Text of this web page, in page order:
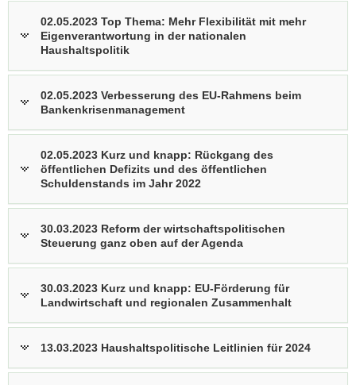
02.05.2023 Top Thema: Mehr Flexibilität mit mehr
Eigenverantwortung in der nationalen
Haushaltspolitik
02.05.2023 Verbesserung des EU-Rahmens beim
Bankenkrisenmanagement
02.05.2023 Kurz und knapp: Rückgang des
öffentlichen Defizits und des öffentlichen
Schuldenstands im Jahr 2022
30.03.2023 Reform der wirtschaftspolitischen
Steuerung ganz oben auf der Agenda
30.03.2023 Kurz und knapp: EU-Förderung für
Landwirtschaft und regionalen Zusammenhalt
13.03.2023 Haushaltspolitische Leitlinien für 2024